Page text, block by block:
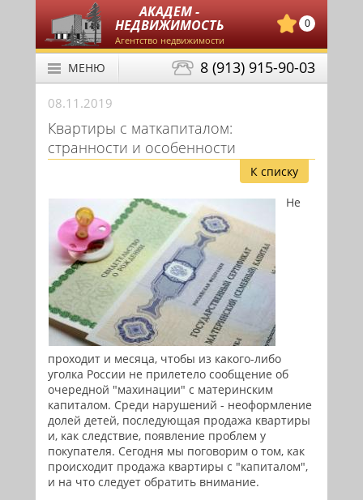
АКАДЕМ -
НЕДВИЖИМОСТЬ
Агентство недвижимости
0
8 (913) 915-90-03
МЕНЮ
08.11.2019
Квартиры с маткапиталом:
странности и особенности
К списку
Не
проходит и месяца, чтобы из какого-либо
уголка России не прилетело сообщение об
очередной "махинации" с материнским
капиталом. Среди нарушений - неоформление
долей детей, последующая продажа квартиры
и, как следствие, появление проблем у
покупателя. Сегодня мы поговорим о том, как
происходит продажа квартиры с "капиталом",
и на что следует обратить внимание.